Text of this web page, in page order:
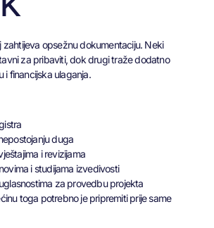
zahtijeva opsežnu dokumentaciju. Neki
za pribaviti, dok drugi traže dodatno
i financijska ulaganja.
duga
i revizijama
i studijama izvedivosti
za provedbu projekta
toga potrebno je pripremiti prije same